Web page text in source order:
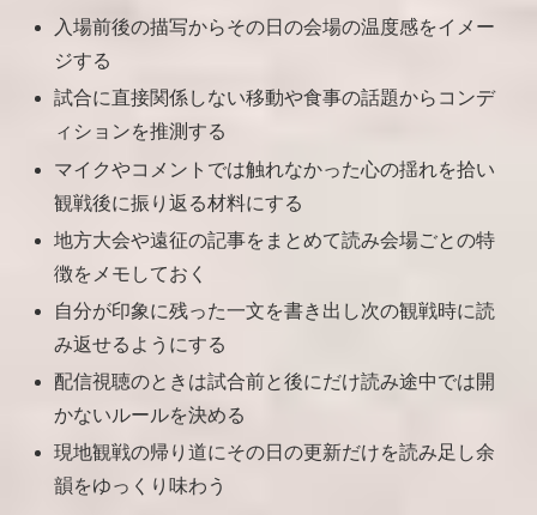
入場前後の描写からその日の会場の温度感をイメー
ジする
試合に直接関係しない移動や食事の話題からコンデ
ィションを推測する
マイクやコメントでは触れなかった心の揺れを拾い
観戦後に振り返る材料にする
地方大会や遠征の記事をまとめて読み会場ごとの特
徴をメモしておく
自分が印象に残った一文を書き出し次の観戦時に読
み返せるようにする
配信視聴のときは試合前と後にだけ読み途中では開
かないルールを決める
現地観戦の帰り道にその日の更新だけを読み足し余
韻をゆっくり味わう